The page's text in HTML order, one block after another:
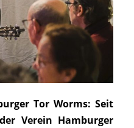
Tor Worms: Seit
Verein Hamburger